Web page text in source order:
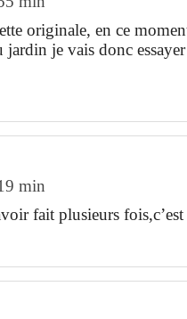
originale, en ce
jardin je vais donc essayer
min
fait plusieurs